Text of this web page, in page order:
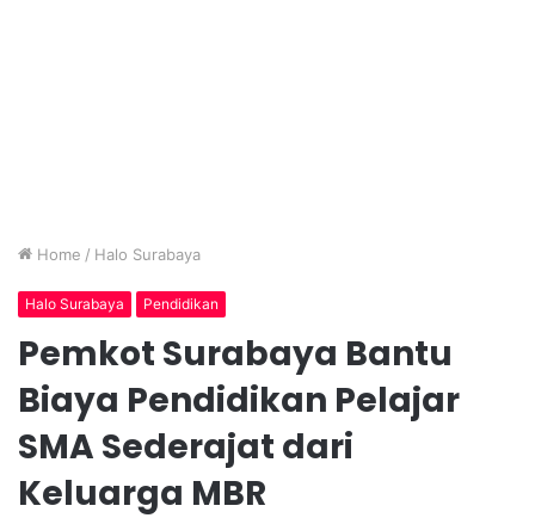
Home / Halo Surabaya
Halo Surabaya Pendidikan
Pemkot Surabaya Bantu
Biaya Pendidikan Pelajar
SMA Sederajat dari
Keluarga MBR